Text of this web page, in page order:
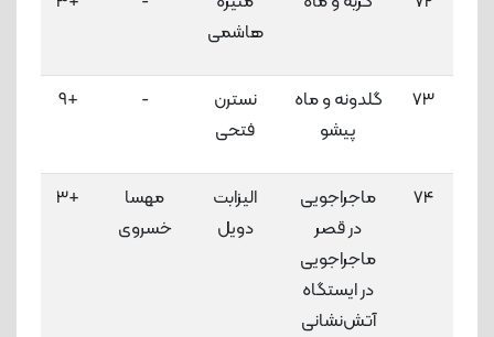
هاشمی
73
گلدونه و ماه
پیشو
نسترن
فتحی
-
+9
74
ماجراجویی
در قصر
ماجراجویی
در ایستگاه
آتش‌نشانی
الیزابت
دویل
مهسا
خسروی
+3